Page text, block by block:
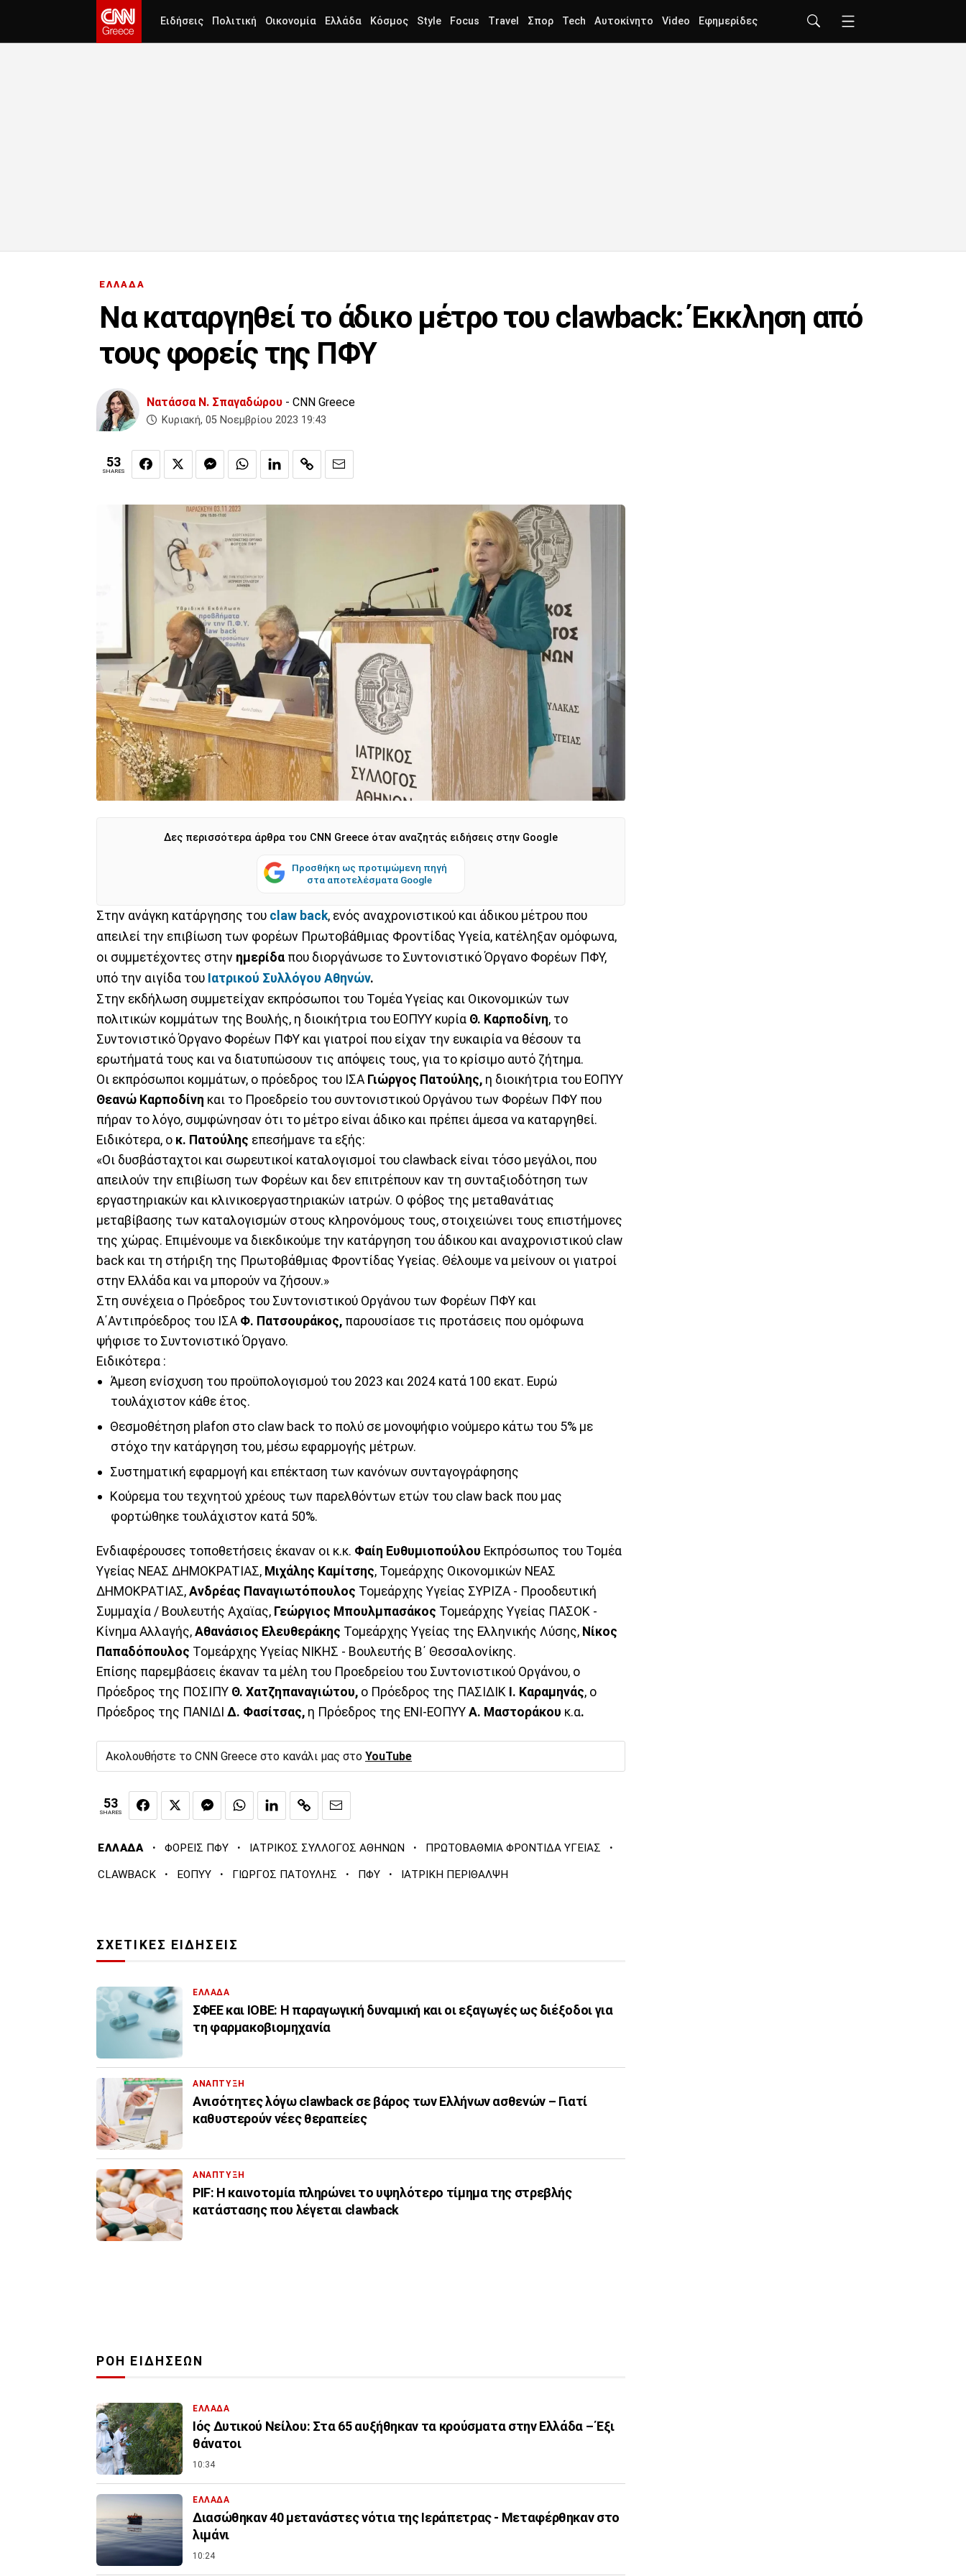
Ειδήσεις Πολιτική Οικονομία Ελλάδα Κόσμος Style Focus Travel Σπορ Tech Αυτοκίνητο Video Εφημερίδες
ΕΛΛΑΔΑ
Να καταργηθεί το άδικο μέτρο του clawback: Έκκληση από
τους φορείς της ΠΦΥ
Νατάσσα Ν. Σπαγαδώρου - CNN Greece
Κυριακή, 05 Νοεμβρίου 2023 19:43
53
SHARES
Δες περισσότερα άρθρα του CNN Greece όταν αναζητάς ειδήσεις στην Google
Προσθήκη ως προτιμώμενη πηγή
στα αποτελέσματα Google
Στην ανάγκη κατάργησης του claw back, ενός αναχρονιστικού και άδικου μέτρου που
απειλεί την επιβίωση των φορέων Πρωτοβάθμιας Φροντίδας Υγεία, κατέληξαν ομόφωνα,
οι συμμετέχοντες στην ημερίδα που διοργάνωσε το Συντονιστικό Όργανο Φορέων ΠΦΥ,
υπό την αιγίδα του Ιατρικού Συλλόγου Αθηνών.
Στην εκδήλωση συμμετείχαν εκπρόσωποι του Τομέα Υγείας και Οικονομικών των
πολιτικών κομμάτων της Βουλής, η διοικήτρια του ΕΟΠΥΥ κυρία Θ. Καρποδίνη, το
Συντονιστικό Όργανο Φορέων ΠΦΥ και γιατροί που είχαν την ευκαιρία να θέσουν τα
ερωτήματά τους και να διατυπώσουν τις απόψεις τους, για το κρίσιμο αυτό ζήτημα.
Οι εκπρόσωποι κομμάτων, ο πρόεδρος του ΙΣΑ Γιώργος Πατούλης, η διοικήτρια του ΕΟΠΥΥ
Θεανώ Καρποδίνη και το Προεδρείο του συντονιστικού Οργάνου των Φορέων ΠΦΥ που
πήραν το λόγο, συμφώνησαν ότι το μέτρο είναι άδικο και πρέπει άμεσα να καταργηθεί.
Ειδικότερα, ο κ. Πατούλης επεσήμανε τα εξής:
«Οι δυσβάσταχτοι και σωρευτικοί καταλογισμοί του clawback είναι τόσο μεγάλοι, που
απειλούν την επιβίωση των Φορέων και δεν επιτρέπουν καν τη συνταξιοδότηση των
εργαστηριακών και κλινικοεργαστηριακών ιατρών. Ο φόβος της μεταθανάτιας
μεταβίβασης των καταλογισμών στους κληρονόμους τους, στοιχειώνει τους επιστήμονες
της χώρας. Επιμένουμε να διεκδικούμε την κατάργηση του άδικου και αναχρονιστικού claw
back και τη στήριξη της Πρωτοβάθμιας Φροντίδας Υγείας. Θέλουμε να μείνουν οι γιατροί
στην Ελλάδα και να μπορούν να ζήσουν.»
Στη συνέχεια ο Πρόεδρος του Συντονιστικού Οργάνου των Φορέων ΠΦΥ και
Α΄Αντιπρόεδρος του ΙΣΑ Φ. Πατσουράκος, παρουσίασε τις προτάσεις που ομόφωνα
ψήφισε το Συντονιστικό Όργανο.
Ειδικότερα :
Άμεση ενίσχυση του προϋπολογισμού του 2023 και 2024 κατά 100 εκατ. Ευρώ
τουλάχιστον κάθε έτος.
Θεσμοθέτηση plafon στο claw back το πολύ σε μονοψήφιο νούμερο κάτω του 5% με
στόχο την κατάργηση του, μέσω εφαρμογής μέτρων.
Συστηματική εφαρμογή και επέκταση των κανόνων συνταγογράφησης
Κούρεμα του τεχνητού χρέους των παρελθόντων ετών του claw back που μας
φορτώθηκε τουλάχιστον κατά 50%.
Ενδιαφέρουσες τοποθετήσεις έκαναν οι κ.κ. Φαίη Ευθυμιοπούλου Εκπρόσωπος του Τομέα
Υγείας ΝΕΑΣ ΔΗΜΟΚΡΑΤΙΑΣ, Μιχάλης Καμίτσης, Τομεάρχης Οικονομικών ΝΕΑΣ
ΔΗΜΟΚΡΑΤΙΑΣ, Ανδρέας Παναγιωτόπουλος Τομεάρχης Υγείας ΣΥΡΙΖΑ - Προοδευτική
Συμμαχία / Βουλευτής Αχαϊας, Γεώργιος Μπουλμπασάκος Τομεάρχης Υγείας ΠΑΣΟΚ -
Κίνημα Αλλαγής, Αθανάσιος Ελευθεράκης Τομεάρχης Υγείας της Ελληνικής Λύσης, Νίκος
Παπαδόπουλος Τομεάρχης Υγείας ΝΙΚΗΣ - Βουλευτής Β΄ Θεσσαλονίκης.
Επίσης παρεμβάσεις έκαναν τα μέλη του Προεδρείου του Συντονιστικού Οργάνου, ο
Πρόεδρος της ΠΟΣΙΠΥ Θ. Χατζηπαναγιώτου, ο Πρόεδρος της ΠΑΣΙΔΙΚ Ι. Καραμηνάς, ο
Πρόεδρος της ΠΑΝΙΔΙ Δ. Φασίτσας, η Πρόεδρος της ΕΝΙ-ΕΟΠΥΥ Α. Μαστοράκου κ.α.
Ακολουθήστε το CNN Greece στο κανάλι μας στο YouTube
53
SHARES
ΕΛΛΑΔΑ · ΦΟΡΕΙΣ ΠΦΥ · ΙΑΤΡΙΚΟΣ ΣΥΛΛΟΓΟΣ ΑΘΗΝΩΝ · ΠΡΩΤΟΒΑΘΜΙΑ ΦΡΟΝΤΙΔΑ ΥΓΕΙΑΣ ·
CLAWBACK · ΕΟΠΥΥ · ΓΙΩΡΓΟΣ ΠΑΤΟΥΛΗΣ · ΠΦΥ · ΙΑΤΡΙΚΗ ΠΕΡΙΘΑΛΨΗ
ΣΧΕΤΙΚΕΣ ΕΙΔΗΣΕΙΣ
ΕΛΛΑΔΑ
ΣΦΕΕ και ΙΟΒΕ: Η παραγωγική δυναμική και οι εξαγωγές ως διέξοδοι για
τη φαρμακοβιομηχανία
ΑΝΑΠΤΥΞΗ
Ανισότητες λόγω clawback σε βάρος των Ελλήνων ασθενών – Γιατί
καθυστερούν νέες θεραπείες
ΑΝΑΠΤΥΞΗ
PIF: Η καινοτομία πληρώνει το υψηλότερο τίμημα της στρεβλής
κατάστασης που λέγεται clawback
ΡΟΗ ΕΙΔΗΣΕΩΝ
ΕΛΛΑΔΑ
Ιός Δυτικού Νείλου: Στα 65 αυξήθηκαν τα κρούσματα στην Ελλάδα – Έξι
θάνατοι
10:34
ΕΛΛΑΔΑ
Διασώθηκαν 40 μετανάστες νότια της Ιεράπετρας - Μεταφέρθηκαν στο
λιμάνι
10:24